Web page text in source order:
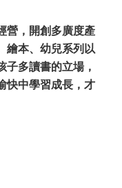
營，開創多廣度產
繪本、幼兒系列以
多讀書的立場，
快中學習成長，才